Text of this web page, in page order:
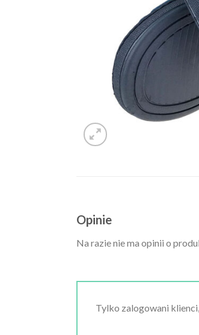
Opinie
Na razie nie ma opinii o
Tylko zalogowani